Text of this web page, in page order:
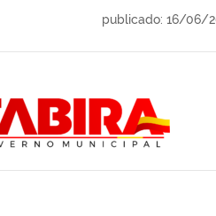
publicado: 16/06/